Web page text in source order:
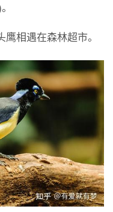
相遇在森林超市。